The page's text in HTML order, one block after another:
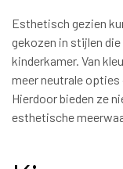
Esthetisch gezien
gekozen in stijlen
kinderkamer. Van
meer neutrale opties
Hierdoor bieden ze
esthetische